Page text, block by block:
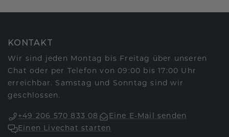
KONTAKT
Wir sind jeden Montag bis Freitag über unseren
Chat oder per Telefon von 09:00 bis 17:00 Uhr
erreichbar. Samstag und Sonntag sind wir
geschlossen.
+49 206 570 833 08
Eine E-Mail senden
Einen Livechat starten